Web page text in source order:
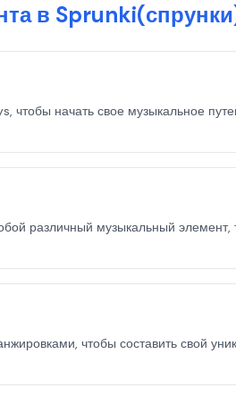
в
начать свое музыкальное
различный музыкальный элемент,
чтобы составить свой